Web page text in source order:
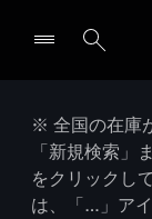
※ 全国の在庫
「新規検索」
をクリックし
は、「…」ア